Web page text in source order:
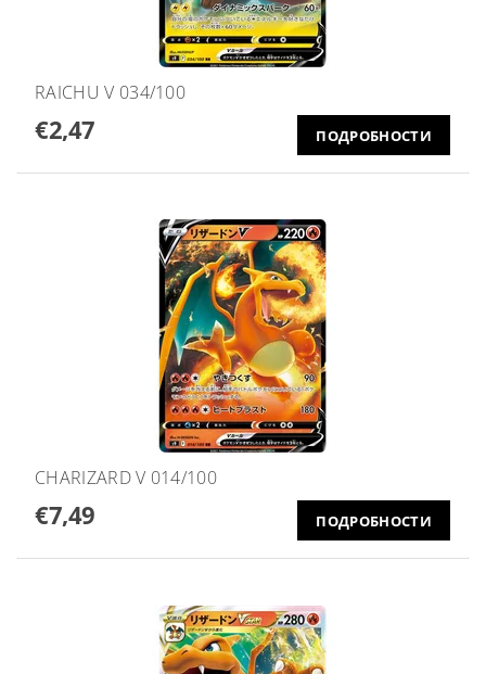
RAICHU V 034/100
€2,47 ПОДРОБНОСТИ
CHARIZARD V 014/100
€7,49 ПОДРОБНОСТИ